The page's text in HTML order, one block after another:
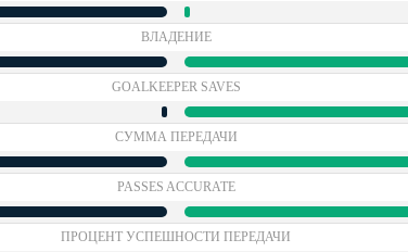
ВЛАДЕНИЕ
GOALKEEPER SAVES
СУММА ПЕРЕДАЧИ
PASSES ACCURATE
ПРОЦЕНТ УСПЕШНОСТИ ПЕРЕДАЧИ